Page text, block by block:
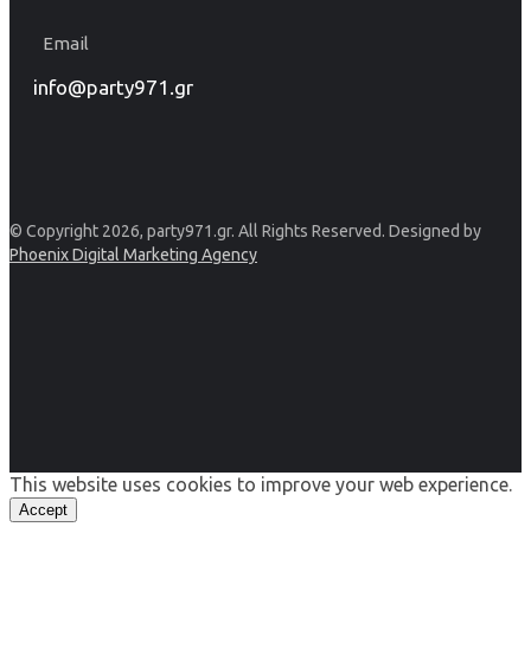
Email
info@party971.gr
© Copyright 2026, party971.gr. All Rights Reserved. Designed by
Phoenix Digital Marketing Agency
This website uses cookies to improve your web experience.
Accept